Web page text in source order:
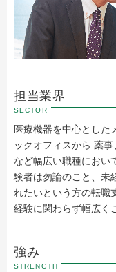
担当業界
SECTOR
医療機器を中心とした
ックオフィスから 薬
など幅広い職種におい
験者は勿論のこと、未
れたいという方の転職
経験に関わらず幅広く
強み
STRENGTH